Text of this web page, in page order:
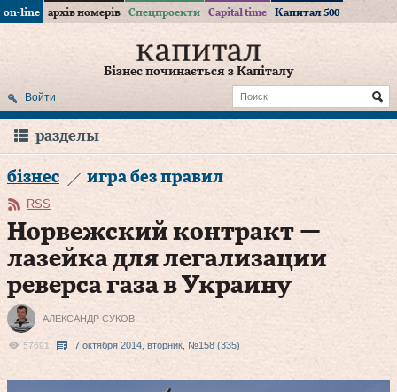
on-line архів номерів Спецпроекти Capital time Капитал 500
Бізнес починається з Капіталу
Войти
разделы
бізнес игра без правил
RSS
Норвежский контракт —
лазейка для легализации
реверса газа в Украину
АЛЕКСАНДР СУКОВ
57691 7 октября 2014, вторник, №158 (335)